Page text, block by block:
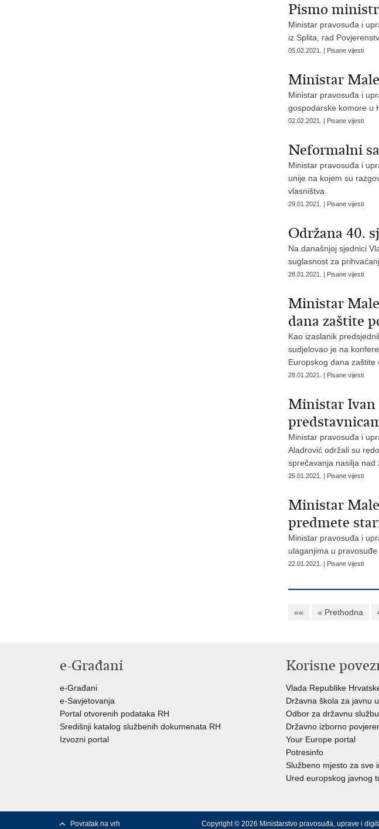
Pismo
Ministar pravosuđa i
iz Splita, rad
05.02.2021. | Pisane vijesti
Ministar
Ministar pravosuđa i
gospodarske komore u
02.02.2021. | Pisane vijesti
Neformalni
Ministar pravosuđa i
unije na kojem su
vlasništva.
29.01.2021. | Pisane vijesti
Održana 40.
Na današnjoj sjednici
suglasnost za
28.01.2021. | Pisane vijesti
Ministar
dana zaštite
Kao izaslanik
sudjelovao je na
Europskog dana zaštite
28.01.2021. | Pisane vijesti
Ministar Ivan
Ministar pravosuđa i
Aladrović održali su
sprečavanja nasilja nad
25.01.2021. | Pisane vijesti
Ministar
predmete
Ministar pravosuđa i
ulaganjima u
22.01.2021. | Pisane vijesti
«« « Prethodna
e-Građani
e-Građani
e-Savjetovanja
Portal otvorenih podataka RH
Središnji katalog službenih dokumenata RH
Izvozni portal
Korisne
Vlada Republike
Državna škola za javnu
Odbor za državnu službu
Državno izborno
Your Europe portal
Potresinfo
Službeno mjesto za sve
Ured europskog javnog
Povratak na vrh Copyright © 2026 Ministarstvo pravosuđa, uprave i